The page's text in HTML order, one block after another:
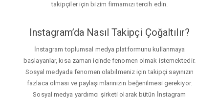
takipçiler için bizim firmamızı tercih edin.
Instagram’da Nasıl Takipçi Çoğaltılır?
İnstagram toplumsal medya platformunu kullanmaya
başlayanlar, kısa zaman içinde fenomen olmak istemektedir.
Sosyal medyada fenomen olabilmeniz için takipçi sayınızın
fazlaca olması ve paylaşımlarınızın beğenilmesi gerekiyor.
Sosyal medya yardımcı şirketi olarak bütün İnstagram